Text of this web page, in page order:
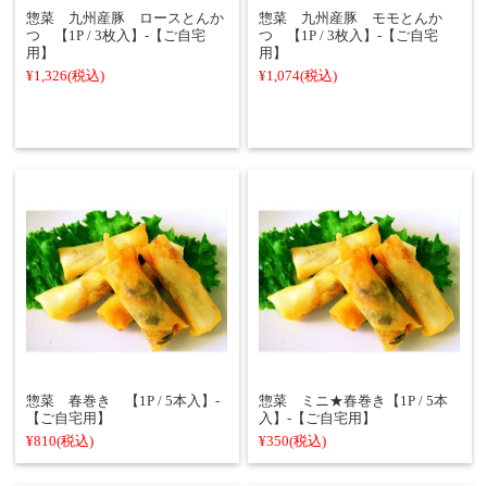
惣菜 九州産豚 ロースとんか
つ 【1P / 3枚入】-【ご自宅
用】
¥1,326(税込)
惣菜 九州産豚 モモとんか
つ 【1P / 3枚入】-【ご自宅
用】
¥1,074(税込)
惣菜 春巻き 【1P / 5本入】-
【ご自宅用】
¥810(税込)
惣菜 ミニ★春巻き【1P / 5本
入】-【ご自宅用】
¥350(税込)